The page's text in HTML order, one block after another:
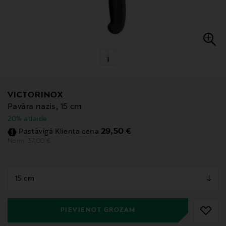
VICTORINOX
Pavāra nazis, 15 cm
20% atlaide
Pastāvīgā Klienta cena Discounted Price
29,50 €
Norm. Original Price
37,00 €
PIEVIENOT GROZAM